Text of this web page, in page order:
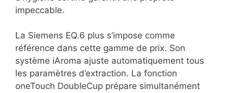
impeccable.
La Siemens EQ.6 plus s’impose comme
référence dans cette gamme de prix. Son
système iAroma ajuste automatiquement tous
les paramètres d’extraction. La fonction
oneTouch DoubleCup prépare simultanément